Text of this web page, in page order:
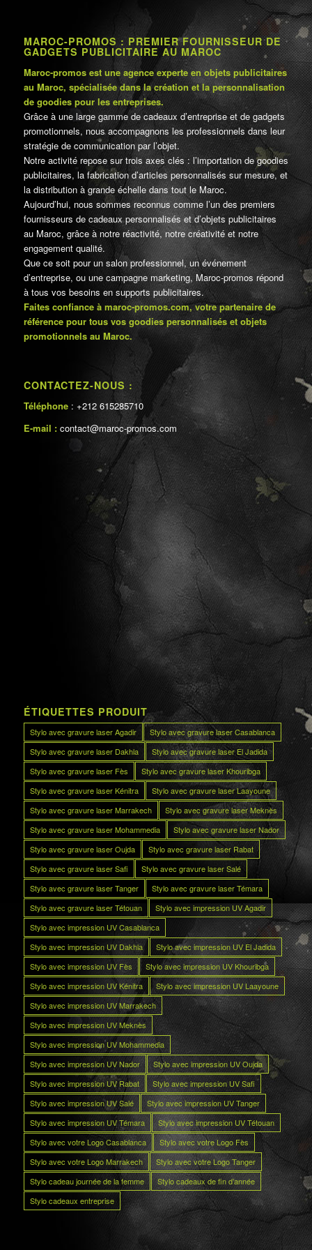
MAROC-PROMOS : PREMIER FOURNISSEUR DE
GADGETS PUBLICITAIRE AU MAROC
Maroc-promos est une agence experte en objets publicitaires
au Maroc, spécialisée dans la création et la personnalisation
de goodies pour les entreprises.
Grâce à une large gamme de cadeaux d’entreprise et de gadgets
promotionnels, nous accompagnons les professionnels dans leur
stratégie de communication par l’objet.
Notre activité repose sur trois axes clés : l’importation de goodies
publicitaires, la fabrication d’articles personnalisés sur mesure, et
la distribution à grande échelle dans tout le Maroc.
Aujourd’hui, nous sommes reconnus comme l’un des premiers
fournisseurs de cadeaux personnalisés et d’objets publicitaires
au Maroc, grâce à notre réactivité, notre créativité et notre
engagement qualité.
Que ce soit pour un salon professionnel, un événement
d’entreprise, ou une campagne marketing, Maroc-promos répond
à tous vos besoins en supports publicitaires.
Faites confiance à maroc-promos.com, votre partenaire de
référence pour tous vos goodies personnalisés et objets
promotionnels au Maroc.
CONTACTEZ-NOUS :
Téléphone : +212 615285710
E-mail : contact@maroc-promos.com
ÉTIQUETTES PRODUIT
Stylo avec gravure laser Agadir
Stylo avec gravure laser Casablanca
Stylo avec gravure laser Dakhla
Stylo avec gravure laser El Jadida
Stylo avec gravure laser Fès
Stylo avec gravure laser Khouribga
Stylo avec gravure laser Kénitra
Stylo avec gravure laser Laayoune
Stylo avec gravure laser Marrakech
Stylo avec gravure laser Meknès
Stylo avec gravure laser Mohammedia
Stylo avec gravure laser Nador
Stylo avec gravure laser Oujda
Stylo avec gravure laser Rabat
Stylo avec gravure laser Safi
Stylo avec gravure laser Salé
Stylo avec gravure laser Tanger
Stylo avec gravure laser Témara
Stylo avec gravure laser Tétouan
Stylo avec impression UV Agadir
Stylo avec impression UV Casablanca
Stylo avec impression UV Dakhla
Stylo avec impression UV El Jadida
Stylo avec impression UV Fès
Stylo avec impression UV Khouribga
Stylo avec impression UV Kénitra
Stylo avec impression UV Laayoune
Stylo avec impression UV Marrakech
Stylo avec impression UV Meknès
Stylo avec impression UV Mohammedia
Stylo avec impression UV Nador
Stylo avec impression UV Oujda
Stylo avec impression UV Rabat
Stylo avec impression UV Safi
Stylo avec impression UV Salé
Stylo avec impression UV Tanger
Stylo avec impression UV Témara
Stylo avec impression UV Tétouan
Stylo avec votre Logo Casablanca
Stylo avec votre Logo Fès
Stylo avec votre Logo Marrakech
Stylo avec votre Logo Tanger
Stylo cadeau journée de la femme
Stylo cadeaux de fin d’année
Stylo cadeaux entreprise